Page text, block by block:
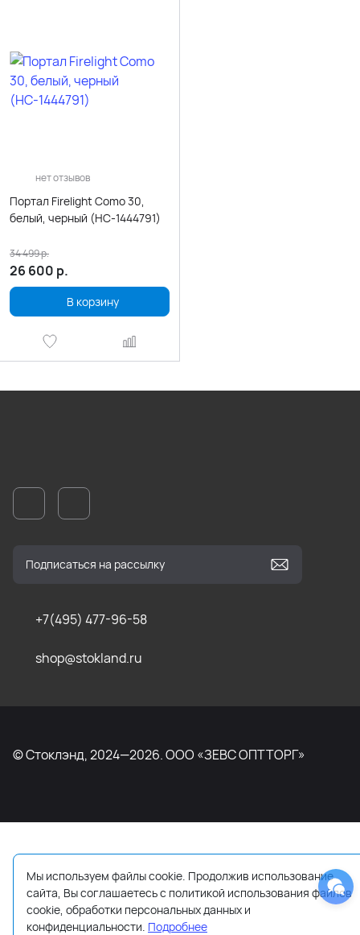
нет отзывов
Портал Firelight Como 30,
белый, черный (НС-1444791)
26 600 р.
34 499р.
В корзину
+7(495) 477-96-58
shop@stokland.ru
© Стоклэнд, 2024—2026. ООО «ЗЕВС ОПТТОРГ»
Мы используем файлы cookie. Продолжив использование
сайта, Вы соглашаетесь с политикой использования файлов
cookie, обработки персональных данных и
конфиденциальности. Подробнее